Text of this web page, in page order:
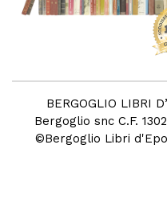
BERGOGLIO LIBRI
Bergoglio snc C.F.
©Bergoglio Libri